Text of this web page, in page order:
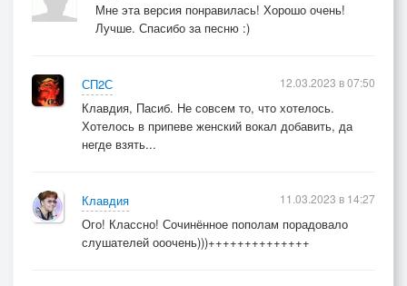
Мне эта версия понравилась! Хорошо очень!
Лучше. Спасибо за песню :)
СП2С
Клавдия, Пасиб. Не совсем то, что хотелось.
Хотелось в припеве женский вокал добавить, да
негде взять...
12.03.2023 в 07:50
Клавдия
Ого! Классно! Сочинённое пополам порадовало
слушателей ооочень)))++++++++++++++
11.03.2023 в 14:27